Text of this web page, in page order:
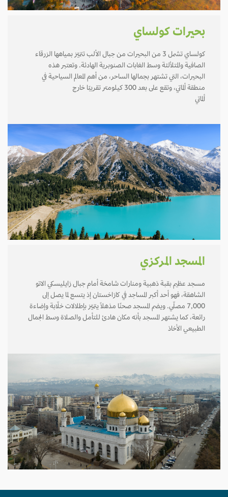
بحيرات كولساي
كولساي تشمل 3 من البحيرات من جبال الألب تتميّز بمياهها الزرقاء
الصافية والمتلألئة وسط الغابات الصنوبرية الهادئة. وتعتبر هذه
البحيرات، التي تشتهر بجمالها الساحر، من أهم المعالم السياحية في
منطقة ألماتي، وتقع على بعد 300 كيلومتر تقريبًا خارج
المسجد المركزي
مسجد عظيم بقبة ذهبية ومنارات شامخة أمام جبال زايليسكي الاتو
الشاهقة، فهو أحد أكبر المساجد في كازاخستان إذ يتسع لما يصل إلى
7,000 مصلّي. ويضم المسجد صحنًا مذهلًا يتميّز بإطلالات خلّابة وإضاءة
رائعة، كما يشتهر المسجد بأنه مكان هادئ للتأمل والصلاة وسط الجمال
الطبيعي الأخاذ